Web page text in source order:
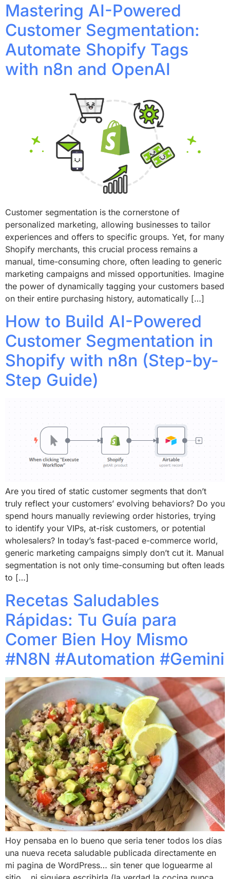
Mastering AI-Powered
Customer Segmentation:
Automate Shopify Tags
with n8n and OpenAI
Customer segmentation is the cornerstone of
personalized marketing, allowing businesses to tailor
experiences and offers to specific groups. Yet, for many
Shopify merchants, this crucial process remains a
manual, time-consuming chore, often leading to generic
marketing campaigns and missed opportunities. Imagine
the power of dynamically tagging your customers based
on their entire purchasing history, automatically […]
How to Build AI-Powered
Customer Segmentation in
Shopify with n8n (Step-by-
Step Guide)
Are you tired of static customer segments that don’t
truly reflect your customers’ evolving behaviors? Do you
spend hours manually reviewing order histories, trying
to identify your VIPs, at-risk customers, or potential
wholesalers? In today’s fast-paced e-commerce world,
generic marketing campaigns simply don’t cut it. Manual
segmentation is not only time-consuming but often leads
to […]
Recetas Saludables
Rápidas: Tu Guía para
Comer Bien Hoy Mismo
#N8N #Automation #Gemini
Hoy pensaba en lo bueno que seria tener todos los días
una nueva receta saludable publicada directamente en
mi pagina de WordPress… sin tener que loguearme al